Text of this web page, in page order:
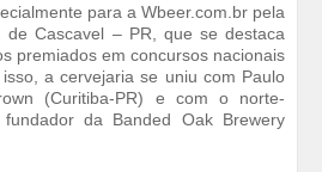
para a Wbeer.com.br pela
de Cascavel – PR, que se destaca
premiados em concursos nacionais
a cervejaria se uniu com Paulo
(Curitiba-PR) e com o norte-
da Banded Oak Brewery